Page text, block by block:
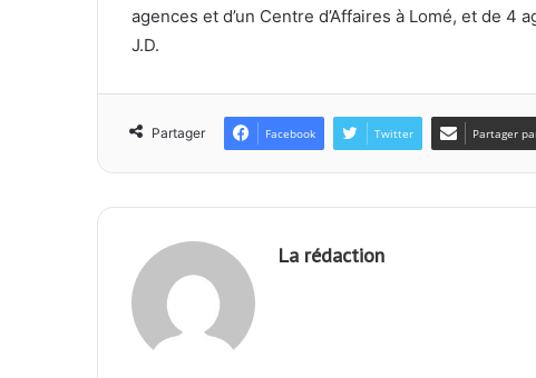
agences et d’un Centre d’Affaires à Lomé, et de 4
J.D.
Partager Facebook Twitter Partager
La rédaction